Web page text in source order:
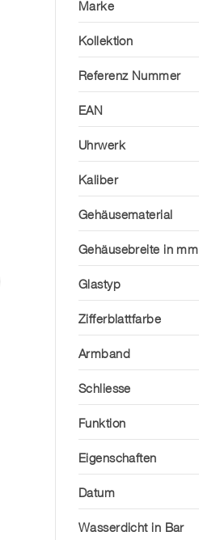
Marke
Kollektion
Referenz Nummer
EAN
Uhrwerk
Kaliber
Gehäusematerial
Gehäusebreite in mm
Glastyp
Zifferblattfarbe
Armband
Schliesse
Funktion
Eigenschaften
Datum
Wasserdicht in Bar